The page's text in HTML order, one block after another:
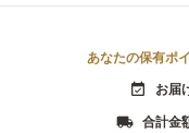
あなたの保有ポ
event_available お届
local_shipping 合計金